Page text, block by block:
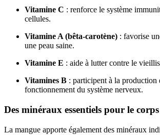
Vitamine C : renforce le système
cellules.
Vitamine A (bêta-carotène) : favorise
une peau saine.
Vitamine E : aide à lutter contre le
Vitamines B : participent à la production
fonctionnement du système nerveux.
Des minéraux essentiels pour le corps
La mangue apporte également des minéraux